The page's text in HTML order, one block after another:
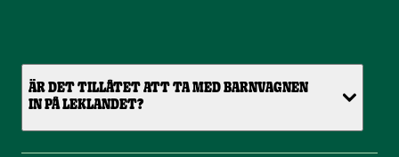
ÄR DET TILLÅTET ATT TA MED BARNVAGNEN
IN PÅ LEKLANDET?